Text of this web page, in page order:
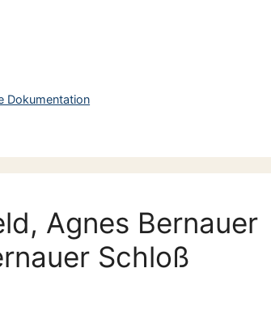
Dokumentation
Agnes Bernauer
Schloß